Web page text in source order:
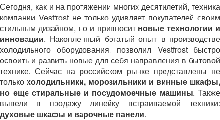
Сегодня, как и на протяжении многих десятилетий, техника
компании Vestfrost не только удивляет покупателей своим
стильным дизайном, но и привноситновые технологии и
инновации. Накопленный богатый опыт в производстве
холодильного оборудования, позволил Vestfrost быстро
освоить и развить новые для себя направления в бытовой
технике. Сейчас на российском рынке представлены не
только холодильники, морозильники и винные шкафы,
но еще стиральные и посудомоечные машины. Также
вывели в продажу линейку встраиваемой техники:
духовые шкафы и варочные панели.